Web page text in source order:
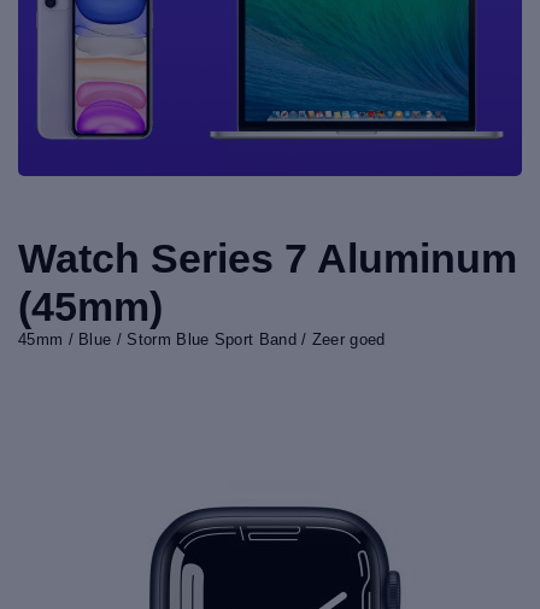
Watch Series 7 Aluminum
(45mm)
45mm / Blue / Storm Blue Sport Band / Zeer goed